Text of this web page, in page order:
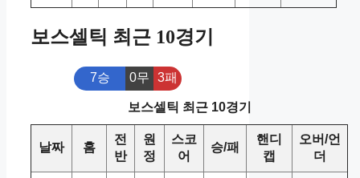
보스셀틱 최근 10경기
7승 0무 3패
보스셀틱 최근 10경기
날짜 홈
전
반
원
정
스코
어
승/패
핸디
캡
오버/언
더